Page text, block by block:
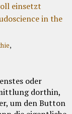
einsetzt
in the
,